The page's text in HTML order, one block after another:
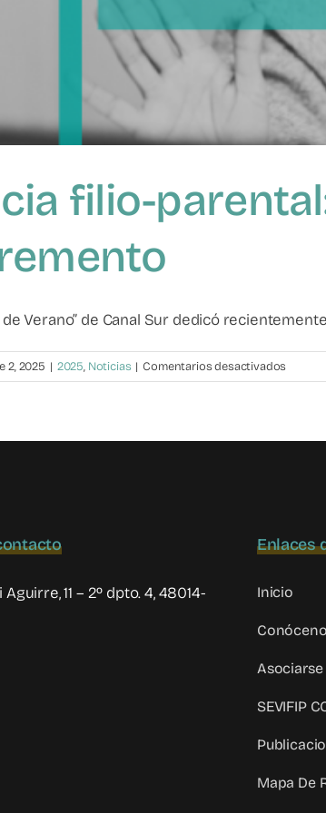
filio-
Verano” de Canal Sur dedicó
2, 2025 | 2025, Noticias | Comentarios desactivadosen
Emilio
11 – 2º dpto. 4, 48014-
Enlaces
Inicio
Asociarse
SEVIFIP
Mapa De